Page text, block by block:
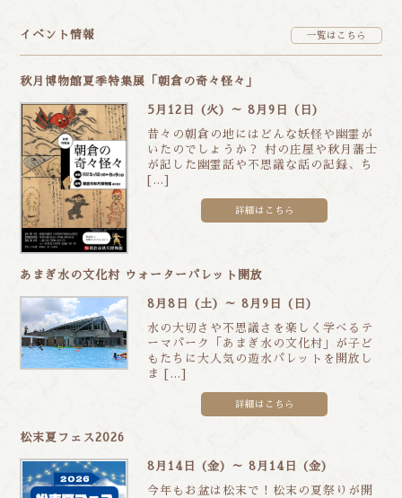
イベント情報 一覧はこちら
秋月博物館夏季特集展「朝倉の奇々怪々」
5月12日 (火) ～ 8月9日 (日)
昔々の朝倉の地にはどんな妖怪や幽霊が
いたのでしょうか？ 村の庄屋や秋月藩士
が記した幽霊話や不思議な話の記録、ち
[…]
詳細はこちら
あまぎ水の文化村 ウォーターパレット開放
8月8日 (土) ～ 8月9日 (日)
水の大切さや不思議さを楽しく学べるテ
ーマパーク「あまぎ水の文化村」が子ど
もたちに大人気の遊水パレットを開放し
ま […]
詳細はこちら
松末夏フェス2026
8月14日 (金) ～ 8月14日 (金)
今年もお盆は松末で！松末の夏祭りが開